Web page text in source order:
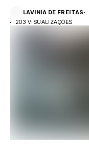
LAVINIA DE FREITAS
203 VISUALIZAÇÕES